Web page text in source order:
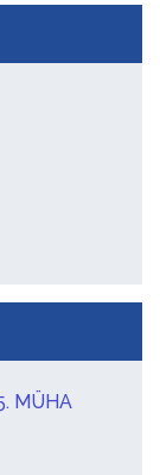
MÜHA